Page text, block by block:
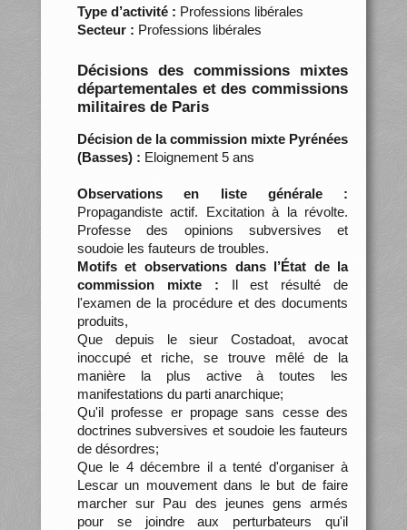
Type d’activité : Professions libérales
Secteur : Professions libérales
Décisions des commissions mixtes
départementales et des commissions
militaires de Paris
Décision de la commission mixte Pyrénées
(Basses) : Eloignement 5 ans
Observations en liste générale :
Propagandiste actif. Excitation à la révolte.
Professe des opinions subversives et
soudoie les fauteurs de troubles.
Motifs et observations dans l’État de la
commission mixte : Il est résulté de
l'examen de la procédure et des documents
produits,
Que depuis le sieur Costadoat, avocat
inoccupé et riche, se trouve mêlé de la
manière la plus active à toutes les
manifestations du parti anarchique;
Qu'il professe er propage sans cesse des
doctrines subversives et soudoie les fauteurs
de désordres;
Que le 4 décembre il a tenté d'organiser à
Lescar un mouvement dans le but de faire
marcher sur Pau des jeunes gens armés
pour se joindre aux perturbateurs qu'il